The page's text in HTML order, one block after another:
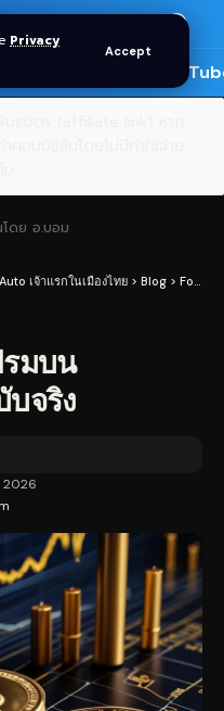
Privacy
Accept
🎬
โดย อ.บอม
เจ้าแรกในเมืองไทย > Blog > Forex Trading
มบน
จริง
2026